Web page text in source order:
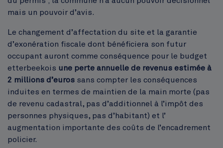
mais un pouvoir d’avis.
Le changement d’affectation du site et la garantie
d’exonération fiscale dont bénéficiera son futur
occupant auront comme conséquence pour le budget
etterbeekois une perte annuelle de revenus estimée à
2 millions d’euros sans compter les conséquences
induites en termes de maintien de la main morte (pas
de revenu cadastral, pas d’additionnel à l’impôt des
personnes physiques, pas d’habitant) et l’
augmentation importante des coûts de l’encadrement
policier.